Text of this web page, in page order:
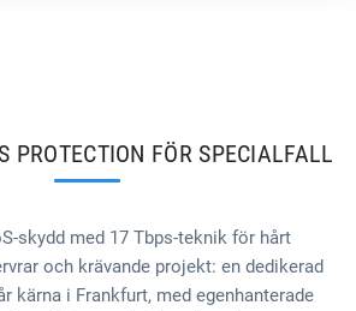
PROTECTION FÖR SPECIALFALL
skydd med 17 Tbps-teknik för hårt
och krävande projekt: en dedikerad
kärna i Frankfurt, med egenhanterade